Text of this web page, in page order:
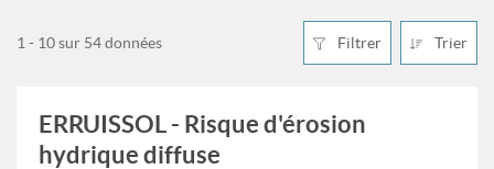
Filtrer Trier
1 - 10 sur 54 données
ERRUISSOL - Risque d'érosion
hydrique diffuse